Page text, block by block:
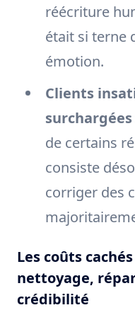
réécriture
était si terne
émotion.
Clients
surchargées
de certains
consiste
corriger des
Les coûts
nettoyage,
crédibilité